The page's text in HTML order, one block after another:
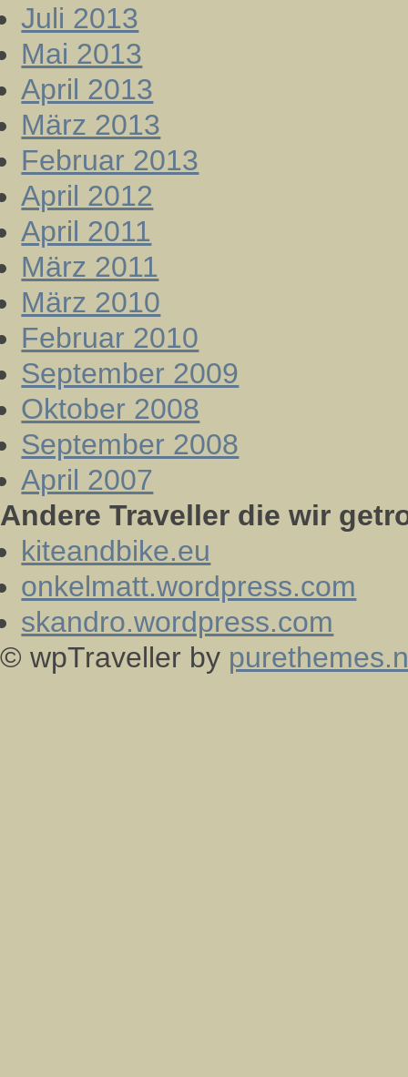
Juli 2013
Mai 2013
April 2013
März 2013
Februar 2013
April 2012
April 2011
März 2011
März 2010
Februar 2010
September 2009
Oktober 2008
September 2008
April 2007
Andere Traveller die wir
kiteandbike.eu
onkelmatt.wordpress.com
skandro.wordpress.com
© wpTraveller by